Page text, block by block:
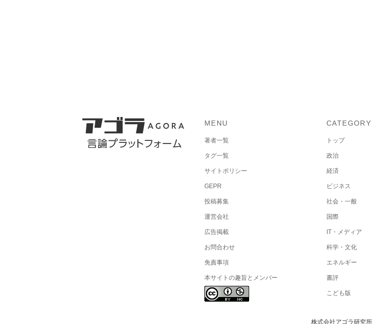
MENU
著者一覧
タグ一覧
サイトポリシー
GEPR
投稿募集
運営会社
広告掲載
お問合わせ
免責事項
本サイトの趣旨とメンバー
CATEGORY
トップ
政治
経済
ビジネス
社会・一般
国際
IT・メディア
科学・文化
エネルギー
書評
こども版
株式会社アゴラ研究所